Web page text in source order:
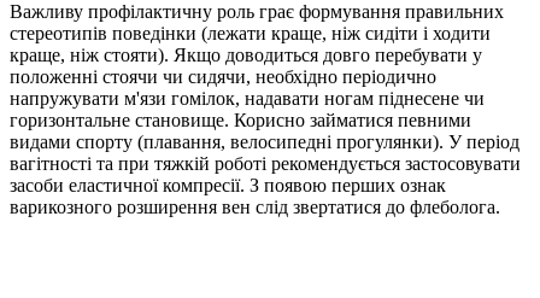
Важливу профілактичну роль грає формування правильних
стереотипів поведінки (лежати краще, ніж сидіти і ходити
краще, ніж стояти). Якщо доводиться довго перебувати у
положенні стоячи чи сидячи, необхідно періодично
напружувати м'язи гомілок, надавати ногам піднесене чи
горизонтальне становище. Корисно займатися певними
видами спорту (плавання, велосипедні прогулянки). У період
вагітності та при тяжкій роботі рекомендується застосовувати
засоби еластичної компресії. З появою перших ознак
варикозного розширення вен слід звертатися до флеболога.